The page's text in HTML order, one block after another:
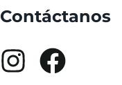
Contáctanos